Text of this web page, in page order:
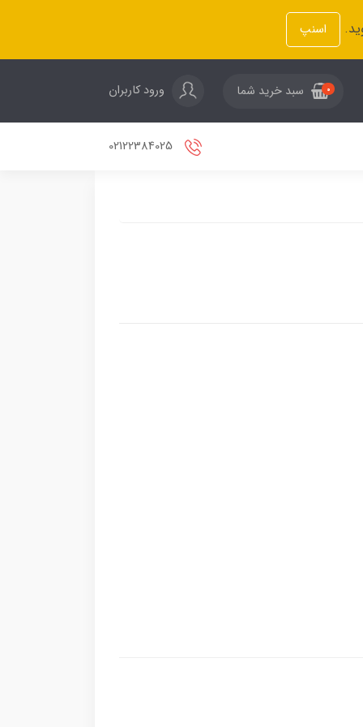
اسنپ
0 سبد خرید شما ورود کاربران